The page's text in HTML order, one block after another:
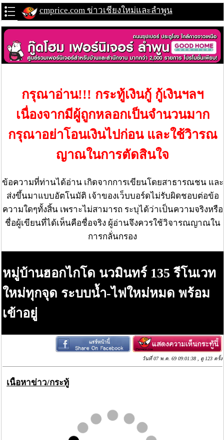
cmprice.com ข่าวเชียงใหม่และลำพูน
กรุณาอ่าน!!! กระทู้เงินกู้ กู้เงินฯลฯ
เนื่องจากมีผู้ถูกหลอกเป็นจำนวนมาก
กรุณาอย่าโอนเงินไปก่อน และใช้วิารณ
ญาณในการตัดสินใจ
ข้อความที่ท่านได้อ่าน เกิดจากการเขียนโดยสาธารณชน และ
ส่งขึ้นมาแบบอัตโนมัติ เจ้าของเว็บบอร์ดไม่รับผิดชอบต่อข้อ
ความใดๆทั้งสิ้น เพราะไม่สามารถ ระบุได้ว่าเป็นความจริงหรือ
ชื่อผู้เขียนที่ได้เห็นคือชื่อจริง ผู้อ่านจึงควรใช้วิจารณญาณใน
การกลั่นกรอง
หมู่บ้านฮอกไกโด นวมินทร์ 135 รีโนเวท
ใหม่ทุกจุด ระบบน้ำ-ไฟใหม่หมด พร้อม
เข้าอยู่
วันที่ 07 พ.ค. 69 09:01:38 , ดู 123 ครั้ง
เนื้อหาข่าว/กระทู้